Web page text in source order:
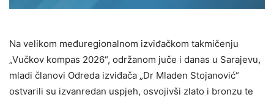
Na velikom međuregionalnom izviđačkom takmičenju
„Vučkov kompas 2026“, održanom juče i danas u Sarajevu,
mladi članovi Odreda izviđača „Dr Mladen Stojanović“
ostvarili su izvanredan uspjeh, osvojivši zlato i bronzu te